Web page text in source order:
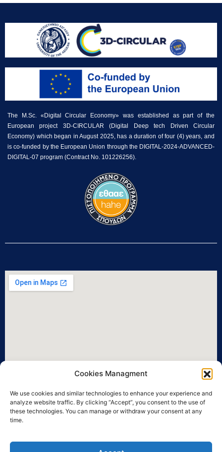
Cookies Managment
We use cookies and similar technologies to enhance your experience and
analyze website traffic. By clicking “Accept”, you consent to the use of
these technologies. You can manage or withdraw your consent at any
time.
The M.Sc. «Digital Circular Economy» was established as part of the
European project 3D-CIRCULAR (Digital Deep tech Driven Circular
Economy) which began in August 2025, has a duration of four (4) years, and
is co-funded by the European Union through the DIGITAL-2024-ADVANCED-
DIGITAL-07 program (Contract No. 101226256).